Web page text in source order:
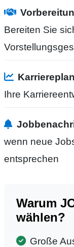
Bereiten Sie
Ihre
wenn neue
entsprechen
Warum
wählen?
Große